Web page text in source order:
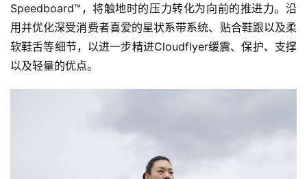
Speedboard™，将触地时的压力转化为向前的推进力。沿
用并优化深受消费者喜爱的星状系带系统、贴合鞋跟以及柔
软鞋舌等细节，以进一步精进Cloudflyer缓震、保护、支撑
以及轻量的优点。